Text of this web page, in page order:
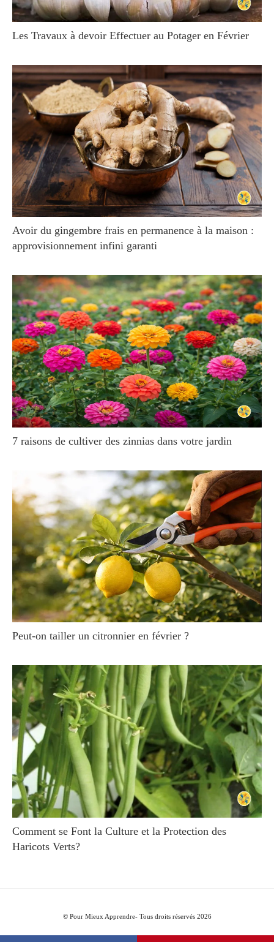
Les Travaux à devoir Effectuer au Potager en Février
Avoir du gingembre frais en permanence à la maison :
approvisionnement infini garanti
7 raisons de cultiver des zinnias dans votre jardin
Peut-on tailler un citronnier en février ?
Comment se Font la Culture et la Protection des
Haricots Verts?
© Pour Mieux Apprendre- Tous droits réservés 2026